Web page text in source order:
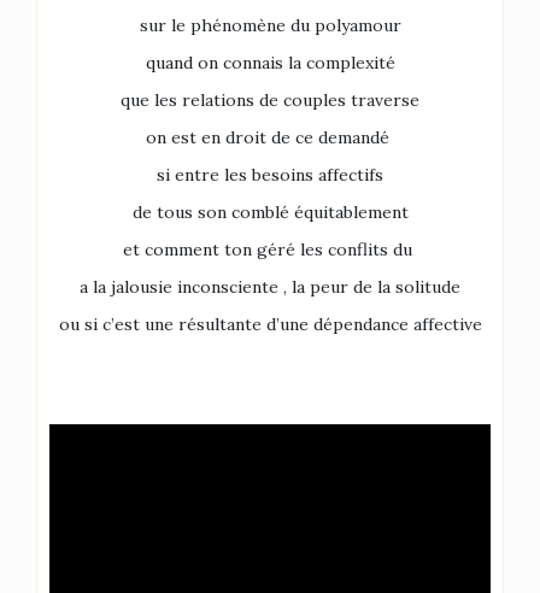
sur le phénomène du polyamour
quand on connais la complexité
que les relations de couples traverse
on est en droit de ce demandé
si entre les besoins affectifs
de tous son comblé équitablement
et comment ton géré les conflits du
a la jalousie inconsciente , la peur de la solitude
ou si c’est une résultante d’une dépendance affective